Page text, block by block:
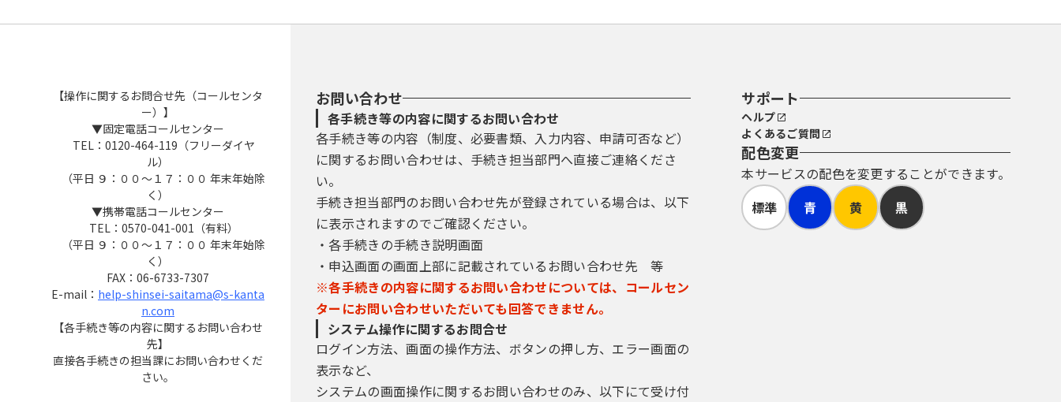
【操作に関するお問合せ先（コールセンタ
ー）】
▼固定電話コールセンター
TEL：0120-464-119（フリーダイヤ
ル）
（平日 ９：００～１７：００ 年末年始除
く）
▼携帯電話コールセンター
TEL：0570-041-001（有料）
（平日 ９：００～１７：００ 年末年始除
く）
FAX：06-6733-7307
E-mail： help-shinsei-saitama@s-kanta
n.com
【各手続き等の内容に関するお問い合わせ
先】
直接各手続きの担当課にお問い合わせくだ
さい。
お問い合わせ
各手続き等の内容に関するお問い合わせ
各手続き等の内容（制度、必要書類、入力内容、申請可否など）
に関するお問い合わせは、手続き担当部門へ直接ご連絡くださ
い。
手続き担当部門のお問い合わせ先が登録されている場合は、以下
に表示されますのでご確認ください。
・各手続きの手続き説明画面
・申込画面の画面上部に記載されているお問い合わせ先 等
※各手続きの内容に関するお問い合わせについては、コールセン
ターにお問い合わせいただいても回答できません。
システム操作に関するお問合せ
ログイン方法、画面の操作方法、ボタンの押し方、エラー画面の
表示など、
システムの画面操作に関するお問い合わせのみ、以下にて受け付
サポート
ヘルプ
よくあるご質問
配色変更
本サービスの配色を変更することができます。
標準
青 黄 黒